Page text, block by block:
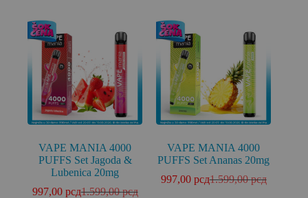
VAPE MANIA 4000
PUFFS Set Jagoda &
Lubenica 20mg
1.599,00рсд
997,00 рсд
VAPE MANIA 4000
PUFFS Set Ananas 20mg
1.599,00рсд
997,00 рсд